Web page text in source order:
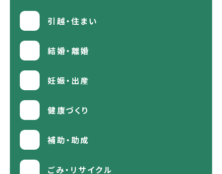
引越・住まい
結婚・離婚
妊娠・出産
健康づくり
補助・助成
ごみ・リサイクル